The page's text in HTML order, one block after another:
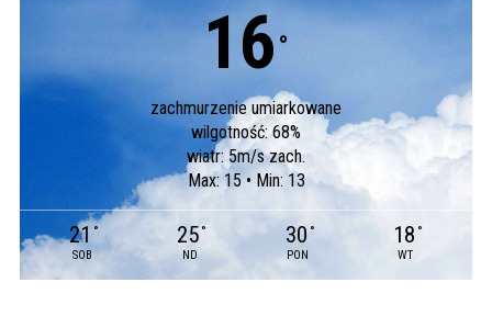
16 °
zachmurzenie umiarkowane
wilgotność: 68%
wiatr: 5m/s zach.
Max: 15 • Min: 13
21 °
SOB
25 °
ND
30 °
PON
18 °
WT